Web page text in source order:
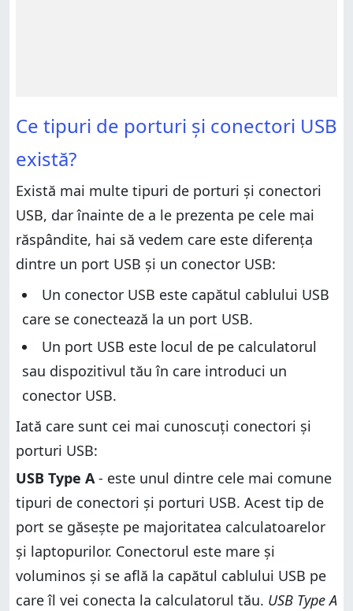
Ce tipuri de porturi și conectori USB
există?
Există mai multe tipuri de porturi și conectori
USB, dar înainte de a le prezenta pe cele mai
răspândite, hai să vedem care este diferența
dintre un port USB și un conector USB:
Un conector USB este capătul cablului USB
care se conectează la un port USB.
Un port USB este locul de pe calculatorul
sau dispozitivul tău în care introduci un
conector USB.
Iată care sunt cei mai cunoscuți conectori și
porturi USB:
USB Type A- este unul dintre cele mai comune
tipuri de conectori și porturi USB. Acest tip de
port se găsește pe majoritatea calculatoarelor
și laptopurilor. Conectorul este mare și
voluminos și se află la capătul cablului USB pe
care îl vei conecta la calculatorul tău. USB Type A